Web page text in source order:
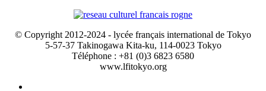
© Copyright 2012-2024 - lycée français international de Tokyo
5-57-37 Takinogawa Kita-ku, 114-0023 Tokyo
Téléphone : +81 (0)3 6823 6580
www.lfitokyo.org